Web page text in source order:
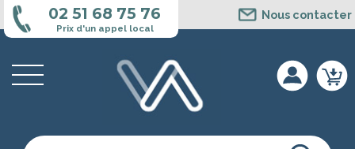
Nous contacter
02 51 68 75 76
Prix d'un appel local
Cookies management panel